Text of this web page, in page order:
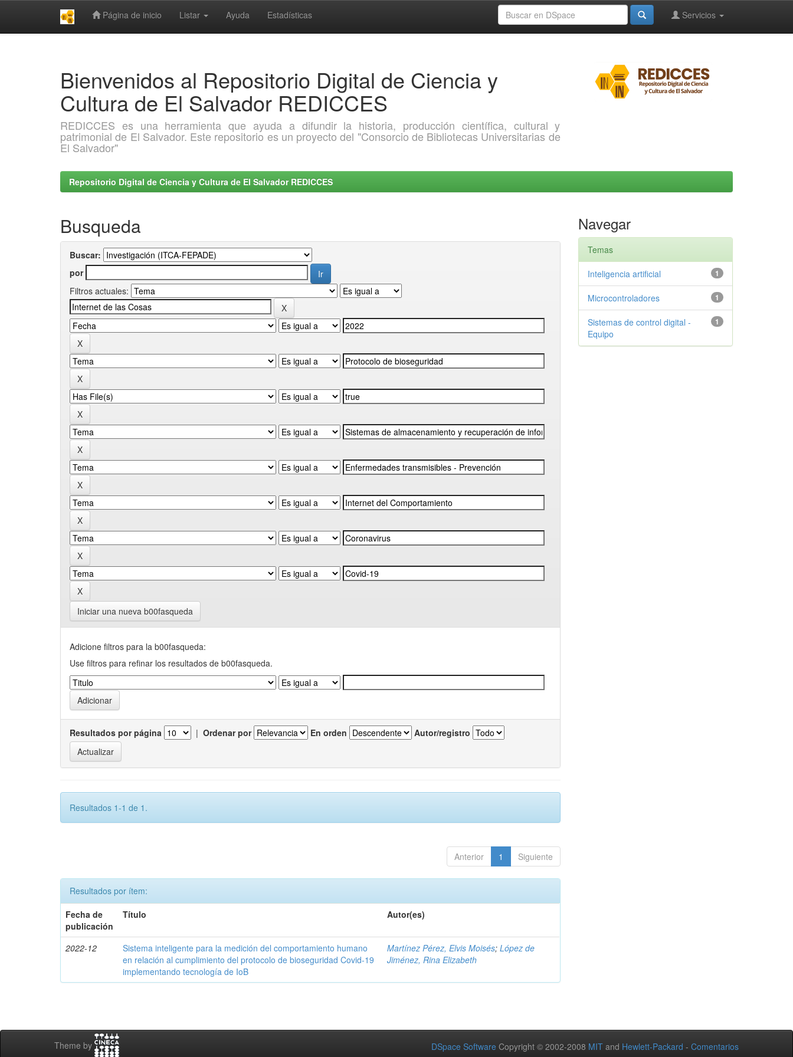
Página de inicio Listar Ayuda Estadísticas Servicios
Bienvenidos al Repositorio Digital de Ciencia y
Cultura de El Salvador REDICCES
REDICCES es una herramienta que ayuda a difundir la historia, producción científica, cultural y
patrimonial de El Salvador. Este repositorio es un proyecto del "Consorcio de Bibliotecas Universitarias de
El Salvador"
Repositorio Digital de Ciencia y Cultura de El Salvador REDICCES
Busqueda
Buscar:
por
Filtros actuales:
Iniciar una nueva b00fasqueda
Adicione filtros para la b00fasqueda:
Use filtros para refinar los resultados de b00fasqueda.
Resultados por página | Ordenar por En orden Autor/registro
Resultados 1-1 de 1.
Anterior 1 Siguiente
Resultados por ítem:
Fecha de
publicación
Título Autor(es)
2022-12
Sistema inteligente para la medición del comportamiento humano
en relación al cumplimiento del protocolo de bioseguridad Covid-19
implementando tecnología de IoB
Martínez Pérez, Elvis Moisés;López de
Jiménez, Rina Elizabeth
Navegar
Temas
1
Inteligencia artificial
1
Microcontroladores
1
Sistemas de control digital -
Equipo
Theme by DSpace Software Copyright © 2002-2008 MIT and Hewlett-Packard - Comentarios